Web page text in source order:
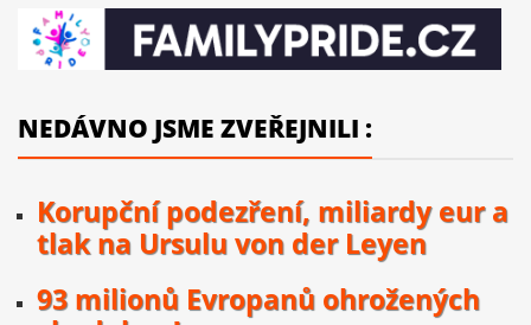
NEDÁVNO JSME ZVEŘEJNILI :
Korupční podezření, miliardy eur a
tlak na Ursulu von der Leyen
93 milionů Evropanů ohrožených